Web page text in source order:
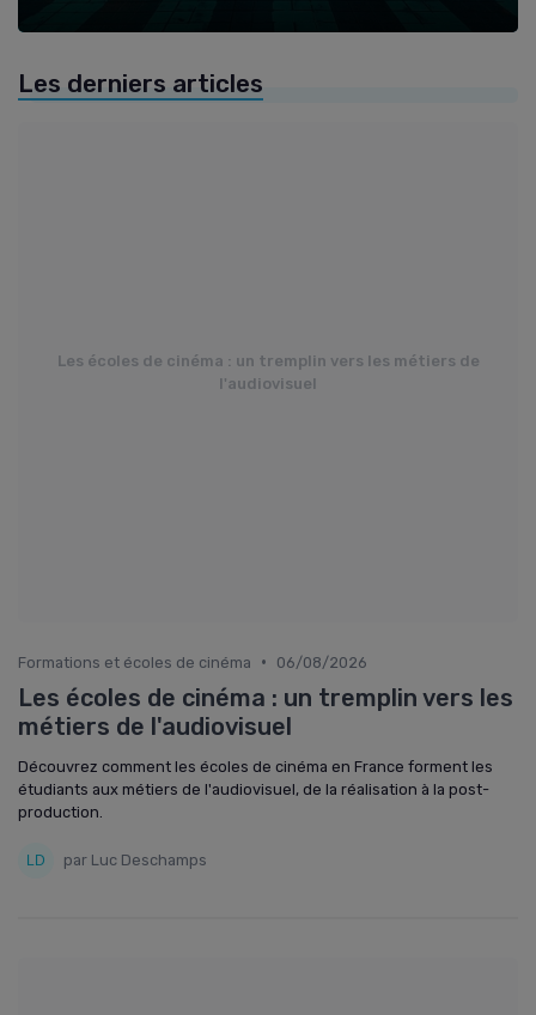
Les derniers articles
Les écoles de cinéma : un tremplin vers les métiers de
l'audiovisuel
Formations et écoles de cinéma • 06/08/2026
Les écoles de cinéma : un tremplin vers les
métiers de l'audiovisuel
Découvrez comment les écoles de cinéma en France forment les
étudiants aux métiers de l'audiovisuel, de la réalisation à la post-
production.
par Luc Deschamps